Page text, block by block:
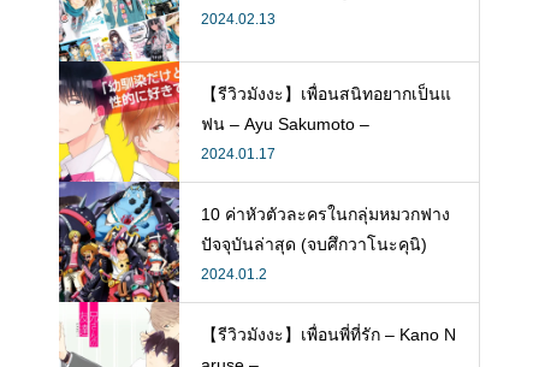
2024.02.13
【รีวิวมังงะ】เพื่อนสนิทอยากเป็นแ
ฟน – Ayu Sakumoto –
2024.01.17
10 ค่าหัวตัวละครในกลุ่มหมวกฟาง
ปัจจุบันล่าสุด (จบศึกวาโนะคุนิ)
2024.01.2
【รีวิวมังงะ】เพื่อนพี่ที่รัก – Kano N